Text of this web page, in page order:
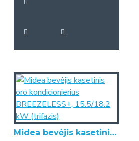
Midea bevėjis kasetinis oro kondicionierius BREEZELESS+, 15.5/18.2 kW (trifazis)